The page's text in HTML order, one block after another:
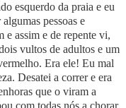
esquerdo da praia e eu
pessoas e
e assim e de repente vi,
vultos de adultos e um
Era ele! Eu mal
Desatei a correr e era
que o viram a